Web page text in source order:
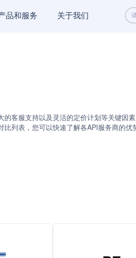
品和服务 关于我们
客服支持以及灵活的定价计划等关键因
列表，您可以快速了解各API服务商的